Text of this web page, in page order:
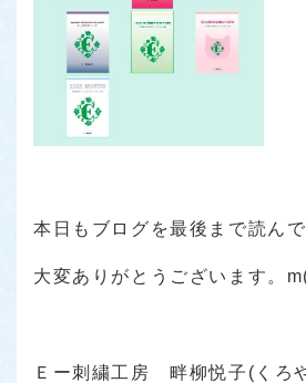
本日もブログを最後まで読んで
大変ありがとうございます。
Ｅー刺繍工房 畔柳悦子(くろ